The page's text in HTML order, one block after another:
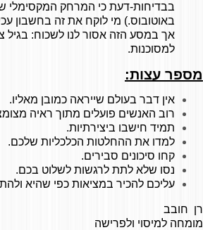
בבדיחות-דעת כי המרחק
באוטובוס.) מי לוקח את זה בחשבון
אך במסע הזה אסור לנו לשכוח: בגיל
למסוכנות.
מספר עצות:
אין דבר בעולם שייראה כמובן מאליו.
רוב האנשים פועלים מתוך ראיה
תמיד חישבו ביצירתיות.
למדו את ההחלטות הכלכליות שלכם.
קחו סיכונים סבירים.
נסו שלא לתת לרגשות לשלוט בכם.
עליכם להכיר במציאות כפי שהיא
רן חובב
מומחה למיסוי ולפרישה